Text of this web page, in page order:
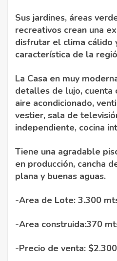
Sus jardines, áreas
recreativos crean una
disfrutar el clima cálido
característica de la
La Casa en muy
detalles de lujo, cuenta
aire acondicionado,
vestier, sala de
independiente, cocina
Tiene una agradable
en producción, cancha
plana y buenas aguas.
-Area de Lote: 3.300
-Area construida:370
-Precio de venta: